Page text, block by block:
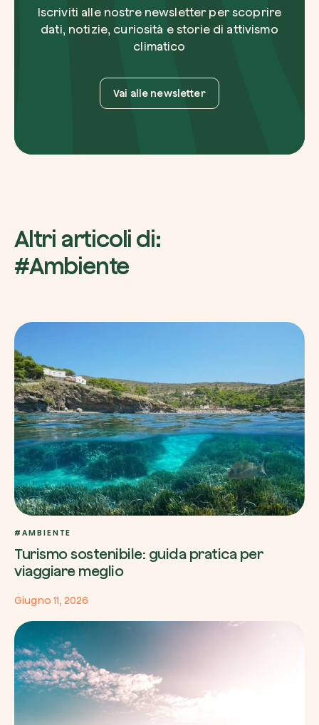
Iscriviti alle nostre newsletter per scoprire
dati, notizie, curiosità e storie di attivismo
climatico
Vai alle newsletter
Altri articoli di:
#Ambiente
#AMBIENTE
Turismo sostenibile: guida pratica per
viaggiare meglio
Giugno 11, 2026